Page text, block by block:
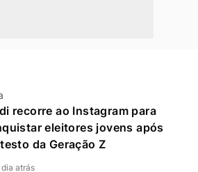
recorre ao Instagram para
eleitores jovens após
da Geração Z
dia atrás